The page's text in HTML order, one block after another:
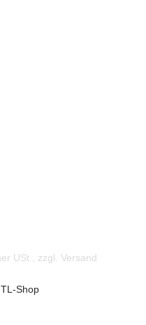
USt., zzgl. Versand
Shop